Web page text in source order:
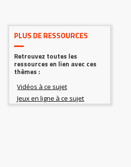
PLUS DE RESSOURCES
Retrouvez toutes les
ressources en lien avec ces
thèmes :